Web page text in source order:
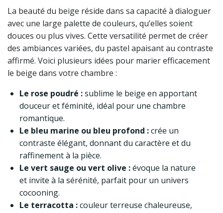
La beauté du beige réside dans sa capacité à dialoguer
avec une large palette de couleurs, qu’elles soient
douces ou plus vives. Cette versatilité permet de créer
des ambiances variées, du pastel apaisant au contraste
affirmé. Voici plusieurs idées pour marier efficacement
le beige dans votre chambre :
Le rose poudré :sublime le beige en apportant
douceur et féminité, idéal pour une chambre
romantique.
Le bleu marine ou bleu profond :crée un
contraste élégant, donnant du caractère et du
raffinement à la pièce.
Le vert sauge ou vert olive :évoque la nature
et invite à la sérénité, parfait pour un univers
cocooning.
Le terracotta :couleur terreuse chaleureuse,